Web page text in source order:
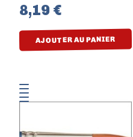
8,19 €
AJOUTER AU PANIER